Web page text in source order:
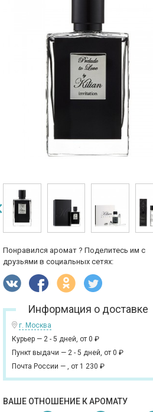
Понравился аромат ? Поделитесь им с
друзьями в социальных сетях:
Информация о доставке
г. Москва
Курьер — 2 - 5 дней, от 0 ₽
Пункт выдачи — 2 - 5 дней, от 0 ₽
Почта России — , от 1 230 ₽
ВАШЕ ОТНОШЕНИЕ К АРОМАТУ